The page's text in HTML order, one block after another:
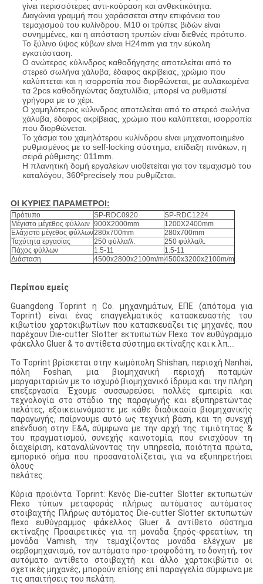
γίνει περισσότερες αντι-κούραση και ανθεκτικότητα.
Διαγώνια γραμμή που χαράσσεται στην επιφάνεια του
τεμαχισμού του κυλίνδρου. M10 οι τρύπες βιδών είναι
συνημμένες, και η απόσταση τρυπών είναι διεθνές πρότυπο.
Το ξύλινο ύψος κύβων είναι H24mm για την εύκολη
εγκατάσταση.
Ο ανώτερος κύλινδρος καθοδήγησης αποτελείται από το
στερεό σωλήνα χάλυβα, έδαφος ακρίβειας, χρώμιο που
καλύπτεται και η ισορροπία που διορθώνεται, με αυλακωμένα
τα 2pcs καθοδηγώντας δαχτυλίδια, μπορεί να ρυθμιστεί
γρήγορα με το χέρι.
Ο χαμηλότερος κύλινδρος αποτελείται από το στερεό σωλήνα
χάλυβα, έδαφος ακρίβειας, χρώμιο που καλύπτεται, ισορροπία
που διορθώνεται.
Το χάσμα του χαμηλότερου κυλίνδρου είναι μηχανοποιημένο
ρυθμισμένος με το self-locking σύστημα, επίδειξη πινάκων, η
σειρά ρύθμισης: 011mm.
Η πλανητική δομή εργαλείων υιοθετείται για τον τεμαχισμό του
καταλόγου, 360ºprecisely που ρυθμίζεται.
ΟΙ ΚΥΡΙΕΣ ΠΑΡΑΜΕΤΡΟΙ:
Πρότυπο SP-RDC0920
SP-RDC1224
Μέγιστο μέγεθος φύλλων 900X2000mm
1200X2400mm
Ελάχιστο μέγεθος φύλλων280x700mm
280x700mm
Ταχύτητα εργασίας
250 φύλλα/λ.
250 φύλλα/λ.
Πάχος φύλλων
1.5-11
1.5-11
Διάσταση
4500x2800x2100m/m4500x3200x2100m/m
Περίπου εμείς
Guangdong Toprint η Co. μηχανημάτων, ΕΠΕ (απότομα για
Toprint) είναι ένας επαγγελματικός κατασκευαστής του
κιβωτίου χαρτοκιβωτίων που κατασκευάζει τις μηχανές, που
παρέχουν Die-cutter Slotter εκτυπωτών Flexo τον ευθύγραμμο
φάκελλο Gluer & το αντίθετα σύστημα εκτίναξης και κ.λπ….
Το Toprint βρίσκεται στην κωμόπολη Shishan, περιοχή Nanhai,
πόλη Foshan, μια βιομηχανική περιοχή ποταμών
μαργαριταριών με το ισχυρό βιομηχανικό ίδρυμα και την πλήρη
επεξεργασία. Έχουμε συσσωρεύσει πολλές εμπειρία και
τεχνολογία στο στάδιο της παραγωγής και εξυπηρετώντας
πελάτες, εξοικειωνόμαστε με κάθε διαδικασία βιομηχανικής
παραγωγής, παίρνουμε αυτό ως τεχνική βάση, και τη συνεχή
επένδυση στην Ε&Α, σύμφωνα με την αρχή της τιμιότητας &
του πραγματισμού, συνεχής καινοτομία, που ενισχύουν τη
διαχείριση, καταναλώνοντας την υπηρεσία, ποιότητα πρώτα,
εμπορικό σήμα που προσανατολίζεται, για να εξυπηρετήσει
όλους
πελάτες.
Κύρια προϊόντα Toprint: Κενός Die-cutter Slotter εκτυπωτών
Flexo τύπων μεταφοράς πλήρως αυτόματος αυτόματος
στοιβαχτής Πλήρως αυτόματος Die-cutter Slotter εκτυπωτών
flexo ευθύγραμμος φάκελλος Gluer & αντίθετο σύστημα
εκτίναξης Προαιρετικές για τη μονάδα ξηρός-φρεατίων, τη
μονάδα Vamish, την τεμαχίζοντας μονάδα ελέγχων με
σερβομηχανισμό, τον αυτόματο προ-τροφοδότη, το δονητή, τον
αυτόματο αντίθετο στοιβαχτή και άλλο χαρτοκιβώτιο οι
σχετικές μηχανές, μπορούν επίσης επί παραγγελία σύμφωνα με
τις απαιτήσεις του πελάτη.